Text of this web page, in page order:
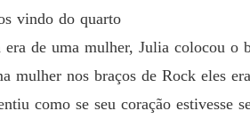
vindo do quarto
de uma mulher, Julia colocou
mulher nos braços de Rock eles
como se seu coração estivesse